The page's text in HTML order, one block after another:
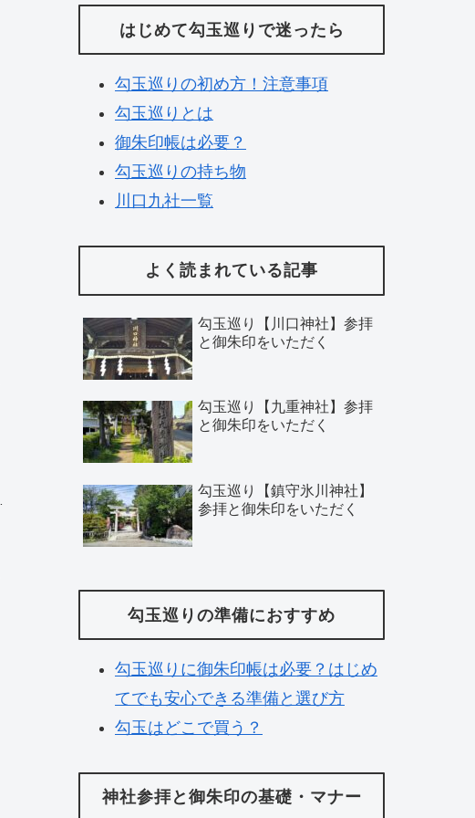
はじめて勾玉巡りで迷ったら
勾玉巡りの初め方！注意事項
勾玉巡りとは
御朱印帳は必要？
勾玉巡りの持ち物
川口九社一覧
よく読まれている記事
勾玉巡り【川口神社】参拝
と御朱印をいただく
勾玉巡り【九重神社】参拝
と御朱印をいただく
勾玉巡り【鎮守氷川神社】
参拝と御朱印をいただく
勾玉巡りの準備におすすめ
勾玉巡りに御朱印帳は必要？はじめ
てでも安心できる準備と選び方
勾玉はどこで買う？
神社参拝と御朱印の基礎・マナー